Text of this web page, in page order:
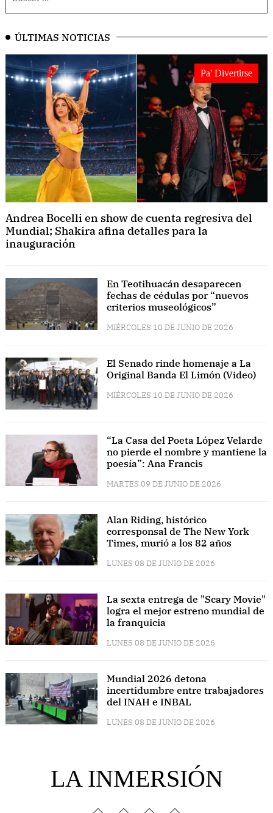
ÚLTIMAS NOTICIAS
Pa' Divertirse
Andrea Bocelli en show de cuenta regresiva del
Mundial; Shakira afina detalles para la
inauguración
En Teotihuacán desaparecen
fechas de cédulas por “nuevos
criterios museológicos”
MIÉRCOLES 10 DE JUNIO DE 2026
El Senado rinde homenaje a La
Original Banda El Limón (Video)
MIÉRCOLES 10 DE JUNIO DE 2026
“La Casa del Poeta López Velarde
no pierde el nombre y mantiene la
poesía”: Ana Francis
MARTES 09 DE JUNIO DE 2026
Alan Riding, histórico
corresponsal de The New York
Times, murió a los 82 años
LUNES 08 DE JUNIO DE 2026
La sexta entrega de "Scary Movie"
logra el mejor estreno mundial de
la franquicia
LUNES 08 DE JUNIO DE 2026
Mundial 2026 detona
incertidumbre entre trabajadores
del INAH e INBAL
LUNES 08 DE JUNIO DE 2026
LA INMERSIÓN